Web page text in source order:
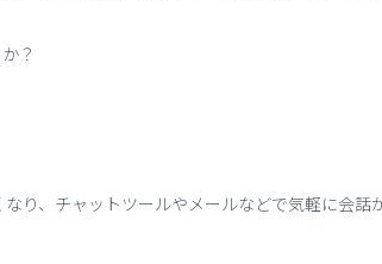
？
り、チャットツールやメールなどで気軽に会話